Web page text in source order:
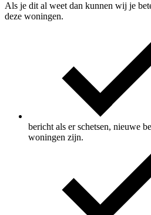
Als je dit al weet dan kunnen wij je
deze woningen.
bericht als er schetsen, nieuwe
woningen zijn.